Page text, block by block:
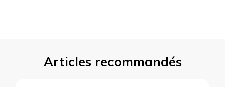
Articles recommandés